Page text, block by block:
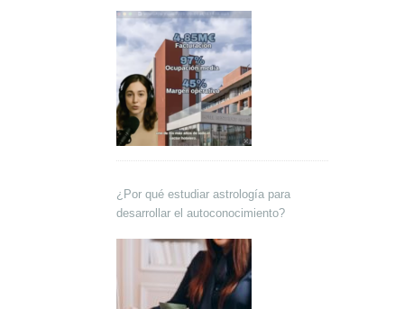
¿Por qué estudiar astrología para
desarrollar el autoconocimiento?